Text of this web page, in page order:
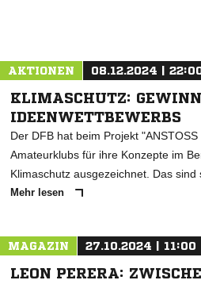
AKTIONEN 08.12.2024 |
KLIMASCHUTZ:
IDEENWETTBEWERBS
Der DFB hat beim Projekt
Amateurklubs für ihre Konzepte im
Klimaschutz ausgezeichnet. Das sind
Mehr lesen
MAGAZIN 27.10.2024 | 11:00
LEON PERERA: